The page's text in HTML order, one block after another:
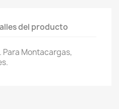
del producto
Para Montacargas,